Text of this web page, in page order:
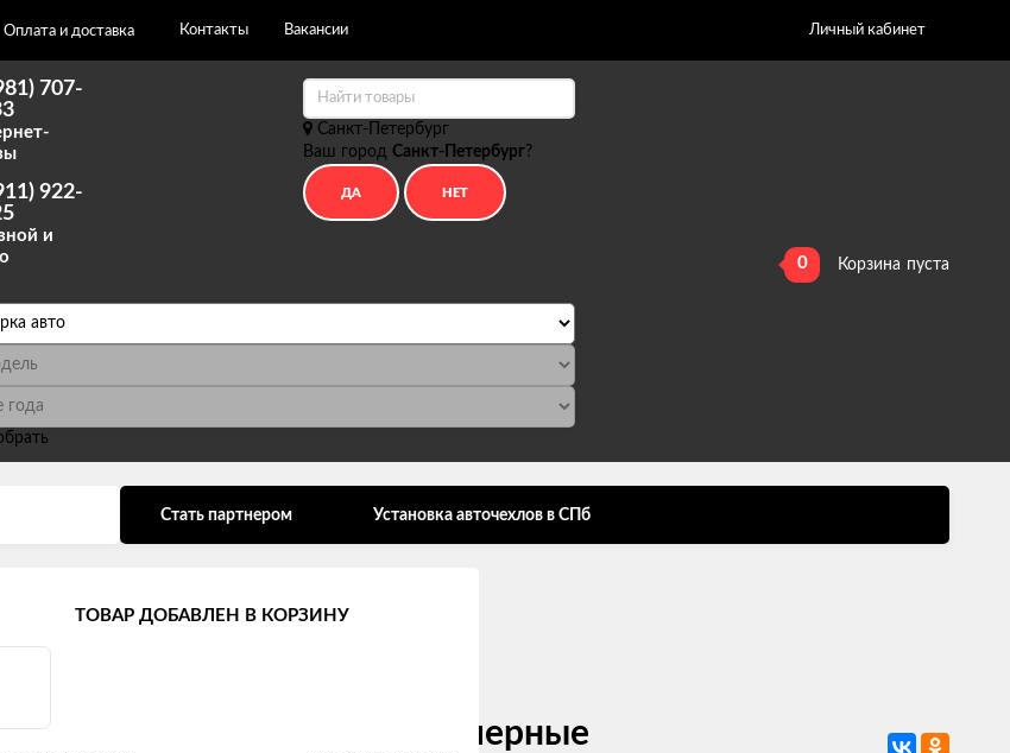
Оплата и доставка Контакты Вакансии Личный кабинет
707-
922-
и
Санкт-Петербург
Ваш город Санкт-Петербург?
0 Корзина пуста
Стать партнером Установка авточехлов в СПб
+)
"Truck" жаккард, пиксели черные
ТОВАР ДОБАВЛЕН В КОРЗИНУ